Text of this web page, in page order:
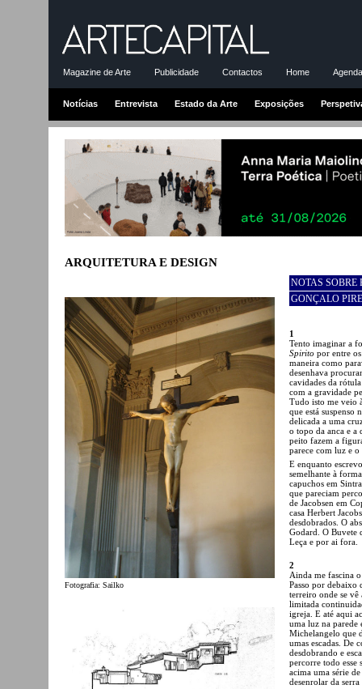
Magazine de Arte Publicidade Contactos Home
Notícias Entrevista Estado da Arte Exposições
ARQUITETURA E DESIGN
Fotografia: Sailko
NOTAS SOBRE
GONÇALO
1
Tento imaginar a
Spirito por entre
maneira como
desenhava
cavidades da
com a gravidade
Tudo isto me veio
que está suspenso
delicada a uma
o topo da anca e a
peito fazem a
parece com luz e o
E enquanto
semelhante à
capuchos em
que pareciam
de Jacobsen em
casa Herbert
desdobrados. O
Godard. O Buvete
Leça e por ai fora.
2
Ainda me fascina
Passo por debaixo
terreiro onde se
limitada
igreja. E até aqui
uma luz na parede
Michelangelo que
umas escadas. De
desdobrando e
percorre todo esse
acima uma série
desenrolar da